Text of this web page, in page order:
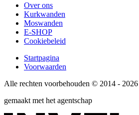
Over ons
Kurkwanden
Moswanden
E-SHOP
Cookiebeleid
Startpagina
Voorwaarden
Alle rechten voorbehouden © 2014 - 2026
gemaakt met het agentschap